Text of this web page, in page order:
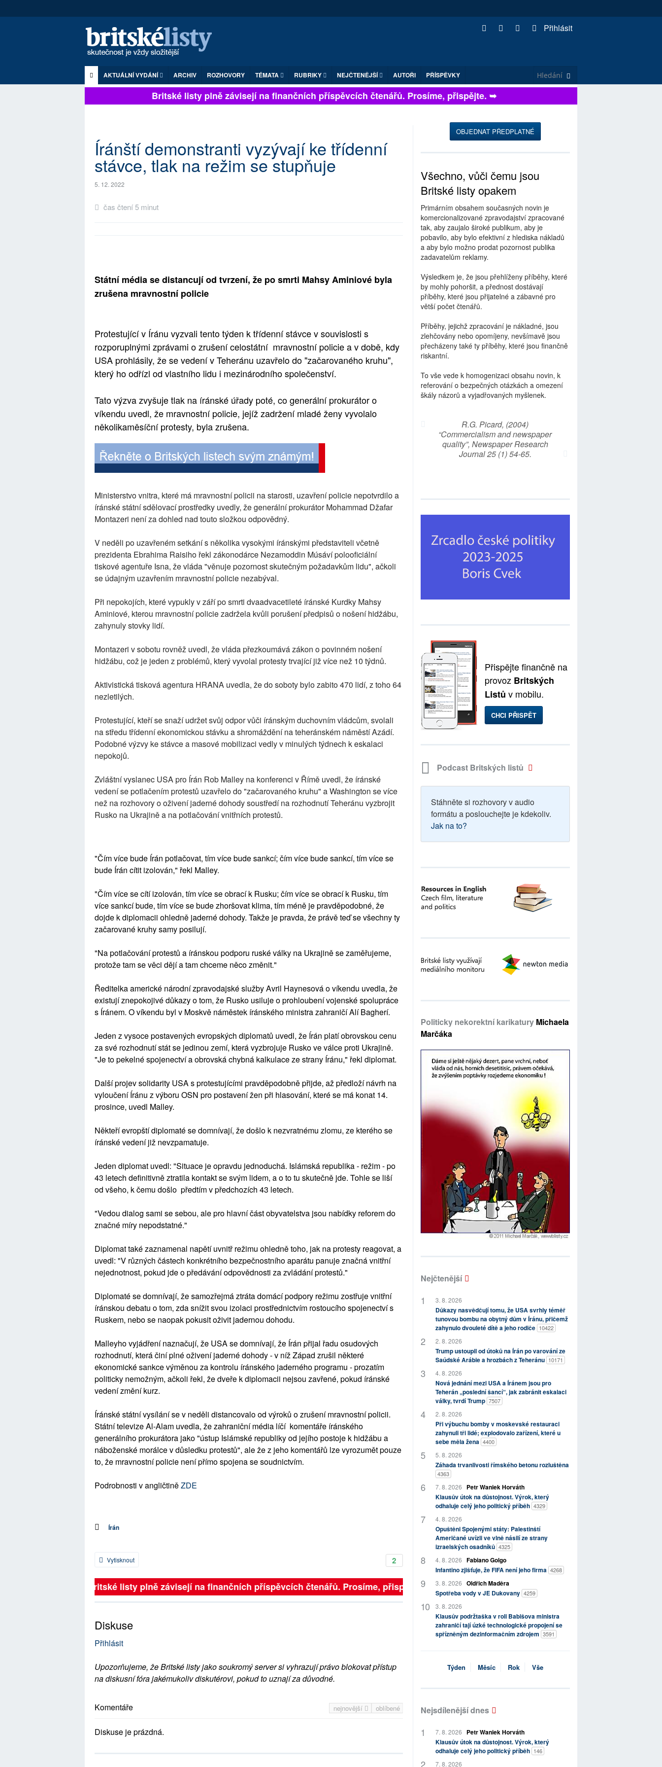
Přihlásit
AKTUÁLNÍ VYDÁNÍ ARCHIV ROZHOVORY TÉMATA RUBRIKY NEJČTENĚJŠÍ AUTOŘI PŘÍSPĚVKY
Britské listy plně závisejí na finančních příspěvcích čtenářů. Prosíme, přispějte. ➥
Íránští demonstranti vyzývají ke třídenní
stávce, tlak na režim se stupňuje
5. 12. 2022
čas čtení 5 minut
Státní média se distancují od tvrzení, že po smrti Mahsy Aminiové byla
zrušena mravnostní policie
Protestující v Íránu vyzvali tento týden k třídenní stávce v souvislosti s
rozporuplnými zprávami o zrušení celostátní mravnostní policie a v době, kdy
USA prohlásily, že se vedení v Teheránu uzavřelo do "začarovaného kruhu",
který ho odřízl od vlastního lidu i mezinárodního společenství.
Tato výzva zvyšuje tlak na íránské úřady poté, co generální prokurátor o
víkendu uvedl, že mravnostní policie, jejíž zadržení mladé ženy vyvolalo
několikaměsíční protesty, byla zrušena.
Ministerstvo vnitra, které má mravnostní policii na starosti, uzavření policie nepotvrdilo a
íránské státní sdělovací prostředky uvedly, že generální prokurátor Mohammad Džafar
Montazeri není za dohled nad touto složkou odpovědný.
V neděli po uzavřeném setkání s několika vysokými íránskými představiteli včetně
prezidenta Ebrahima Raisiho řekl zákonodárce Nezamoddin Músáví polooficiální
tiskové agentuře Isna, že vláda "věnuje pozornost skutečným požadavkům lidu", ačkoli
se údajným uzavřením mravnostní policie nezabýval.
Při nepokojích, které vypukly v září po smrti dvaadvacetileté íránské Kurdky Mahsy
Aminiové, kterou mravnostní policie zadržela kvůli porušení předpisů o nošení hidžábu,
zahynuly stovky lidí.
Montazeri v sobotu rovněž uvedl, že vláda přezkoumává zákon o povinném nošení
hidžábu, což je jeden z problémů, který vyvolal protesty trvající již více než 10 týdnů.
Aktivistická tisková agentura HRANA uvedla, že do soboty bylo zabito 470 lidí, z toho 64
nezletilých.
Protestující, kteří se snaží udržet svůj odpor vůči íránským duchovním vládcům, svolali
na středu třídenní ekonomickou stávku a shromáždění na teheránském náměstí Azádí.
Podobné výzvy ke stávce a masové mobilizaci vedly v minulých týdnech k eskalaci
nepokojů.
Zvláštní vyslanec USA pro Írán Rob Malley na konferenci v Římě uvedl, že íránské
vedení se potlačením protestů uzavřelo do "začarovaného kruhu" a Washington se více
než na rozhovory o oživení jaderné dohody soustředí na rozhodnutí Teheránu vyzbrojit
Rusko na Ukrajině a na potlačování vnitřních protestů.
"Čím více bude Írán potlačovat, tím více bude sankcí; čím více bude sankcí, tím více se
bude Írán cítit izolován," řekl Malley.
"Čím více se cítí izolován, tím více se obrací k Rusku; čím více se obrací k Rusku, tím
více sankcí bude, tím více se bude zhoršovat klima, tím méně je pravděpodobné, že
dojde k diplomacii ohledně jaderné dohody. Takže je pravda, že právě teď se všechny ty
začarované kruhy samy posilují.
"Na potlačování protestů a íránskou podporu ruské války na Ukrajině se zaměřujeme,
protože tam se věci dějí a tam chceme něco změnit."
Ředitelka americké národní zpravodajské služby Avril Haynesová o víkendu uvedla, že
existují znepokojivé důkazy o tom, že Rusko usiluje o prohloubení vojenské spolupráce
s Íránem. O víkendu byl v Moskvě náměstek íránského ministra zahraničí Alí Bagherí.
Jeden z vysoce postavených evropských diplomatů uvedl, že Írán platí obrovskou cenu
za své rozhodnutí stát se jedinou zemí, která vyzbrojuje Rusko ve válce proti Ukrajině.
"Je to pekelné spojenectví a obrovská chybná kalkulace ze strany Íránu," řekl diplomat.
Další projev solidarity USA s protestujícími pravděpodobně přijde, až předloží návrh na
vyloučení Íránu z výboru OSN pro postavení žen při hlasování, které se má konat 14.
prosince, uvedl Malley.
Někteří evropští diplomaté se domnívají, že došlo k nezvratnému zlomu, ze kterého se
íránské vedení již nevzpamatuje.
Jeden diplomat uvedl: "Situace je opravdu jednoduchá. Islámská republika - režim - po
43 letech definitivně ztratila kontakt se svým lidem, a o to tu skutečně jde. Tohle se liší
od všeho, k čemu došlo předtím v předchozích 43 letech.
"Vedou dialog sami se sebou, ale pro hlavní část obyvatelstva jsou nabídky reforem do
značné míry nepodstatné."
Diplomat také zaznamenal napětí uvnitř režimu ohledně toho, jak na protesty reagovat, a
uvedl: "V různých částech konkrétního bezpečnostního aparátu panuje značná vnitřní
nejednotnost, pokud jde o předávání odpovědnosti za zvládání protestů."
Diplomaté se domnívají, že samozřejmá ztráta domácí podpory režimu zostřuje vnitřní
íránskou debatu o tom, zda snížit svou izolaci prostřednictvím rostoucího spojenectví s
Ruskem, nebo se naopak pokusit oživit jadernou dohodu.
Malleyho vyjádření naznačují, že USA se domnívají, že Írán přijal řadu osudových
rozhodnutí, která činí plné oživení jaderné dohody - v níž Západ zrušil některé
ekonomické sankce výměnou za kontrolu íránského jaderného programu - prozatím
politicky nemožným, ačkoli řekl, že dveře k diplomacii nejsou zavřené, pokud íránské
vedení změní kurz.
Íránské státní vysílání se v neděli distancovalo od výroků o zrušení mravnostní policii.
Státní televize Al-Alam uvedla, že zahraniční média líčí komentáře íránského
generálního prokurátora jako "ústup Islámské republiky od jejího postoje k hidžábu a
náboženské morálce v důsledku protestů", ale že z jeho komentářů lze vyrozumět pouze
to, že mravnostní policie není přímo spojena se soudnictvím.
Podrobnosti v angličtiněZDE
Írán
2
Vytisknout
Britské listy plně závisejí na finančních příspěvcích čtenářů. Prosíme, přispějte. ➥
Diskuse
Přihlásit
Upozorňujeme, že Britské listy jako soukromý server si vyhrazují právo blokovat přístup
na diskusní fóra jakémukoliv diskutérovi, pokud to uznají za důvodné.
nejnovější oblíbené
Komentáře
Diskuse je prázdná.
OBJEDNAT PŘEDPLATNÉ
Všechno, vůči čemu jsou
Britské listy opakem
Primárním obsahem současných novin je
komercionalizované zpravodajství zpracované
tak, aby zaujalo široké publikum, aby je
pobavilo, aby bylo efektivní z hlediska nákladů
a aby bylo možno prodat pozornost publika
zadavatelům reklamy.
Výsledkem je, že jsou přehlíženy příběhy, které
by mohly pohoršit, a přednost dostávají
příběhy, které jsou přijatelné a zábavné pro
větší počet čtenářů.
Příběhy, jejichž zpracování je nákladné, jsou
zlehčovány nebo opomíjeny, nevšímavě jsou
přecházeny také ty příběhy, které jsou finančně
riskantní.
To vše vede k homogenizaci obsahu novin, k
referování o bezpečných otázkách a omezení
škály názorů a vyjadřovaných myšlenek.
R.G. Picard, (2004)
“Commercialism and newspaper
quality”, Newspaper Research
Journal 25 (1) 54-65.
Přispějte finančně na
provoz Britských
Listů v mobilu.
CHCI PŘISPĚT
Podcast Britských listů
Stáhněte si rozhovory v audio
formátu a poslouchejte je kdekoliv.
Jak na to?
Politicky nekorektní karikatury Michaela
Marčáka
Nejčtenější
3. 8. 2026
Důkazy nasvědčují tomu, že USA svrhly téměř
tunovou bombu na obytný dům v Íránu, přičemž
zahynulo dvouleté dítě a jeho rodiče 10422
2. 8. 2026
Trump ustoupil od útoků na Írán po varování ze
Saúdské Arábie a hrozbách z Teheránu 10171
4. 8. 2026
Nová jednání mezi USA a Íránem jsou pro
Teherán „poslední šancí“, jak zabránit eskalaci
války, tvrdí Trump 7507
2. 8. 2026
Při výbuchu bomby v moskevské restauraci
zahynuli tři lidé; explodovalo zařízení, které u
sebe měla žena 4400
5. 8. 2026
Záhada trvanlivosti římského betonu rozluštěna
4363
7. 8. 2026
Petr Waniek Horváth
Klausův útok na důstojnost. Výrok, který
odhaluje celý jeho politický příběh 4329
4. 8. 2026
Opuštěni Spojenými státy: Palestinští
Američané uvízli ve vlně násilí ze strany
izraelských osadníků 4325
4. 8. 2026 Fabiano Golgo
Infantino zjišťuje, že FIFA není jeho firma 4268
3. 8. 2026 Oldřich Maděra
Spotřeba vody v JE Dukovany 4259
3. 8. 2026
Klausův podržtaška v roli Babišova ministra
zahraničí tají úzké technologické propojení se
spřízněným dezinformačním zdrojem 3591
Týden Měsíc Rok Vše
Nejsdílenější dnes
7. 8. 2026
Petr Waniek Horváth
Klausův útok na důstojnost. Výrok, který
odhaluje celý jeho politický příběh 146
7. 8. 2026